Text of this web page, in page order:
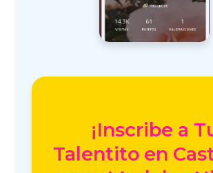
¡Inscribe a
Talentito en